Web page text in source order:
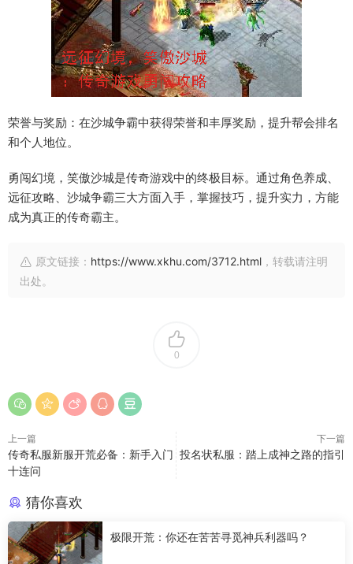
荣誉与奖励：在沙城争霸中获得荣誉和丰厚奖励，提升帮会排名
和个人地位。
勇闯幻境，笑傲沙城是传奇游戏中的终极目标。通过角色养成、
远征攻略、沙城争霸三大方面入手，掌握技巧，提升实力，方能
成为真正的传奇霸主。
原文链接： https://www.xkhu.com/3712.html ，转载请注明
出处。
0
上一篇
传奇私服新服开荒必备：新手入门
十连问
下一篇
投名状私服：踏上成神之路的指引
猜你喜欢
极限开荒：你还在苦苦寻觅神兵利器吗？